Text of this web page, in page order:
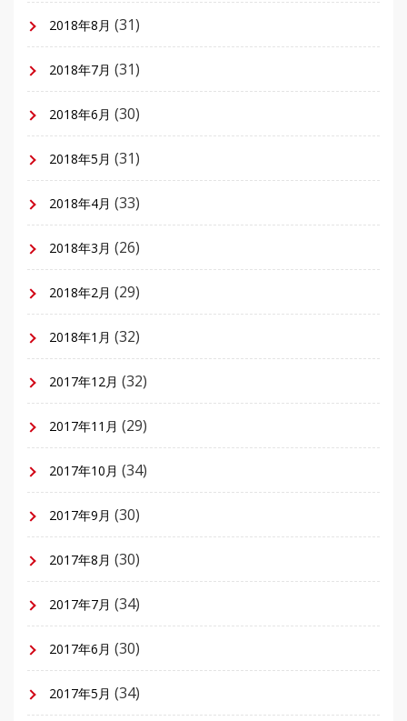
2018年8月 (31)
2018年7月 (31)
2018年6月 (30)
2018年5月 (31)
2018年4月 (33)
2018年3月 (26)
2018年2月 (29)
2018年1月 (32)
2017年12月 (32)
2017年11月 (29)
2017年10月 (34)
2017年9月 (30)
2017年8月 (30)
2017年7月 (34)
2017年6月 (30)
2017年5月 (34)